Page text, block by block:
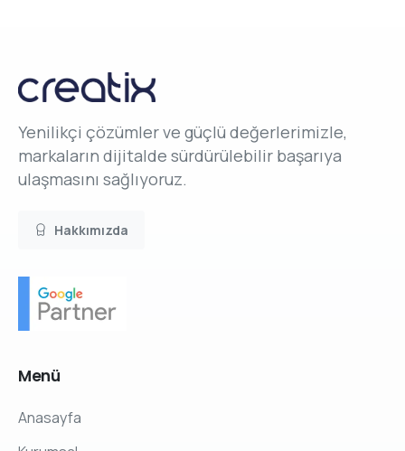
Yenilikçi çözümler ve güçlü değerlerimizle,
markaların dijitalde sürdürülebilir başarıya
ulaşmasını sağlıyoruz.
Hakkımızda
Menü
Anasayfa